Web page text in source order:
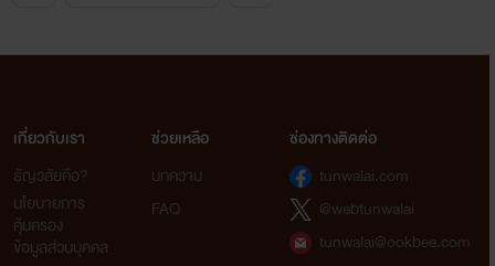
เกี่ยวกับเรา
ธัญวลัยคือ?
นโยบายการ
คุ้มครอง
ข้อมูลส่วนบุคคล
ช่วยเหลือ
บทความ
FAQ
ช่องทางติดต่อ
tunwalai.com
@webtunwalai
tunwalai@ookbee.com